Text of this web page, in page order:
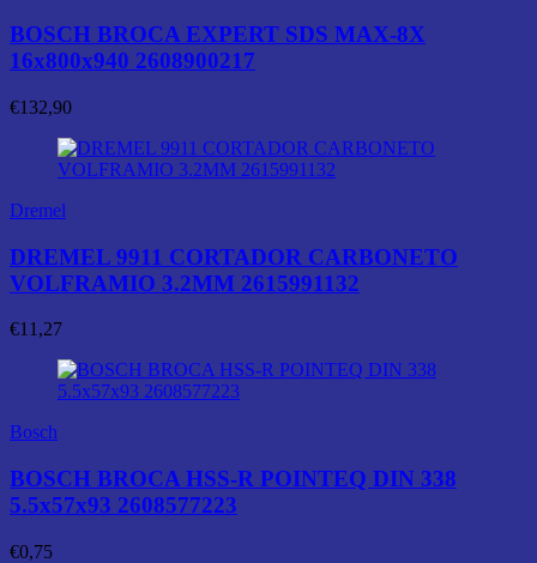
BOSCH BROCA EXPERT SDS MAX-8X
16x800x940 2608900217
€132,90
Dremel
DREMEL 9911 CORTADOR CARBONETO
VOLFRAMIO 3.2MM 2615991132
€11,27
Bosch
BOSCH BROCA HSS-R POINTEQ DIN 338
5.5x57x93 2608577223
€0,75